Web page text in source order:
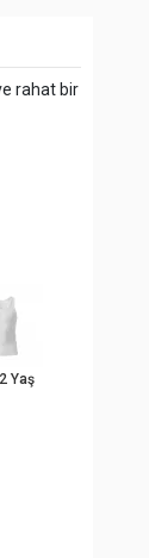
rahat bir
Yaş